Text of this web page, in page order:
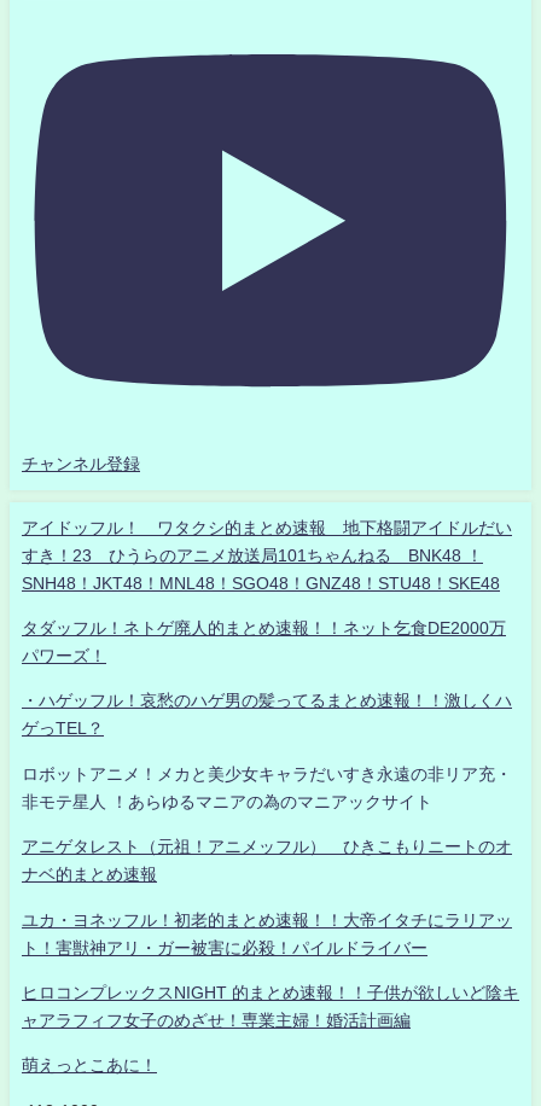
チャンネル登録
アイドッフル！ ワタクシ的まとめ速報 地下格闘アイドルだい
すき！23 ひうらのアニメ放送局101ちゃんねる BNK48 ！
SNH48！JKT48！MNL48！SGO48！GNZ48！STU48！SKE48
タダッフル！ネトゲ廃人的まとめ速報！！ネット乞食DE2000万
パワーズ！
・ハゲッフル！哀愁のハゲ男の髪ってるまとめ速報！！激しくハ
ゲっTEL？
ロボットアニメ！メカと美少女キャラだいすき永遠の非リア充・
非モテ星人 ！あらゆるマニアの為のマニアックサイト
アニゲタレスト（元祖！アニメッフル） ひきこもりニートのオ
ナベ的まとめ速報
ユカ・ヨネッフル！初老的まとめ速報！！大帝イタチにラリアッ
ト！害獣神アリ・ガー被害に必殺！パイルドライバー
ヒロコンプレックスNIGHT 的まとめ速報！！子供が欲しいど陰キ
ャアラフィフ女子のめざせ！専業主婦！婚活計画編
萌えっとこあに！